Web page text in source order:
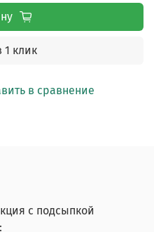
в сравнение
1 клик
с подсыпкой